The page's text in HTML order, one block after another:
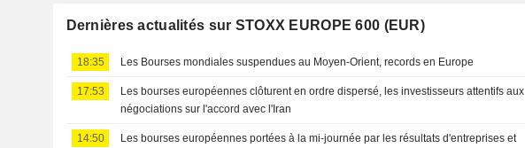
Dernières actualités sur STOXX EUROPE 600 (EUR)
18:35 Les Bourses mondiales suspendues au Moyen-Orient, records en Europe
17:53
Les bourses européennes clôturent en ordre dispersé, les investisseurs attentifs aux
négociations sur l'accord avec l'Iran
14:50
Les bourses européennes portées à la mi-journée par les résultats d'entreprises et